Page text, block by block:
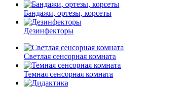
Бандажи, ортезы, корсеты
Дезинфекторы
Светлая сенсорная комната
Темная сенсорная комната